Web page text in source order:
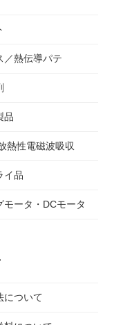
／熱伝導パテ
品
熱性電磁波吸収
イ品
モータ・DCモータ
について